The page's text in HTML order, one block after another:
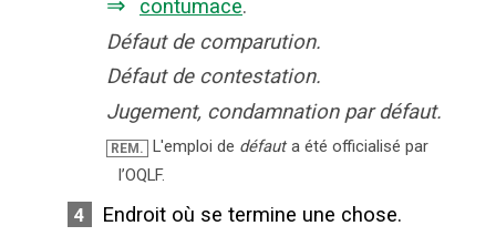
⇒ contumace.
Défaut de comparution.
Défaut de contestation.
Jugement, condamnation par défaut.
REM. L'emploi de défaut a été officialisé par
l’OQLF.
4
Endroit où se termine une chose.